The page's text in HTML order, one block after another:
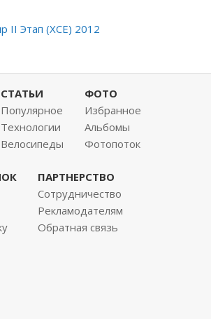
II Этап (XCE) 2012
СТАТЬИ
Популярное
Технологии
Велосипеды
ФОТО
Избранное
Альбомы
Фотопоток
ПАРТНЕРСТВО
Сотрудничество
Рекламодателям
Обратная связь